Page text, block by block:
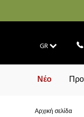
GR
Νέο
Αρχική σελίδα